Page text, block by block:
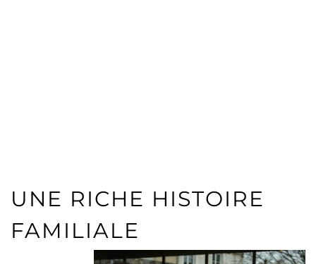
UNE RICHE HISTOIRE
FAMILIALE